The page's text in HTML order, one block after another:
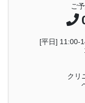
ご
[平日] 11:00-
クリ